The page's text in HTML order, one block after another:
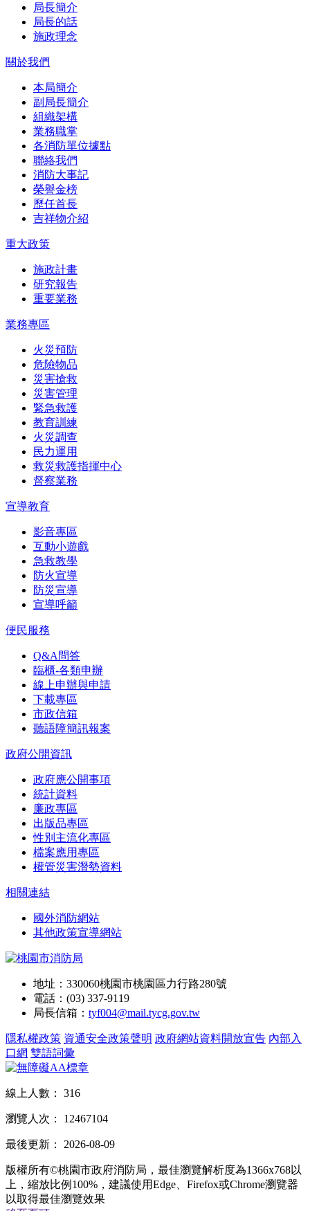
局長簡介
局長的話
施政理念
關於我們
本局簡介
副局長簡介
組織架構
業務職掌
各消防單位據點
聯絡我們
消防大事記
榮譽金榜
歷任首長
吉祥物介紹
重大政策
施政計畫
研究報告
重要業務
業務專區
火災預防
危險物品
災害搶救
災害管理
緊急救護
教育訓練
火災調查
民力運用
救災救護指揮中心
督察業務
宣導教育
影音專區
互動小遊戲
急救教學
防火宣導
防災宣導
宣導呼籲
便民服務
Q&A問答
臨櫃-各類申辦
線上申辦與申請
下載專區
市政信箱
聽語障簡訊報案
政府公開資訊
政府應公開事項
統計資料
廉政專區
出版品專區
性別主流化專區
檔案應用專區
權管災害潛勢資料
相關連結
國外消防網站
其他政策宣導網站
地址：330060桃園市桃園區力行路280號
電話：(03) 337-9119
局長信箱： tyf004@mail.tycg.gov.tw
隱私權政策 資通安全政策聲明 政府網站資料開放宣告 內部入
口網 雙語詞彙
線上人數： 316
瀏覽人次： 12467104
最後更新： 2026-08-09
版權所有©桃園市政府消防局，最佳瀏覽解析度為1366x768以
上，縮放比例100%，建議使用Edge、Firefox或Chrome瀏覽器
以取得最佳瀏覽效果